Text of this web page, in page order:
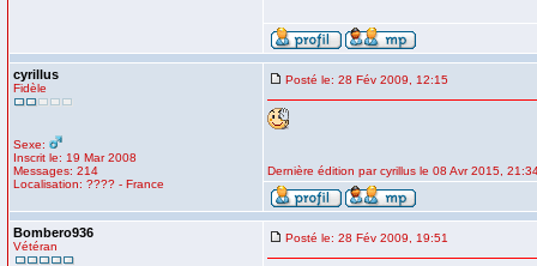
cyrillus
Fidèle
Sexe:
Inscrit le: 19 Mar 2008
Messages: 214
Localisation: ???? - France
Posté le: 28 Fév 2009, 12:15
Dernière édition par cyrillus le 08 Avr 2015,
Bombero936
Vétéran
Posté le: 28 Fév 2009, 19:51